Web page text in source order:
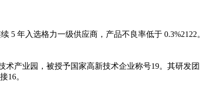
5 年入选格力一级供应商，产品不良率低于 0.3%21 22
术产业园，被授予国家高新技术企业称号19。其研发
16。